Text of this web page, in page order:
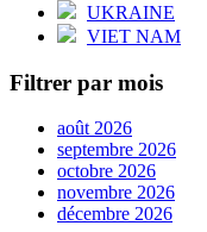
UKRAINE
VIET NAM
Filtrer par mois
août 2026
septembre 2026
octobre 2026
novembre 2026
décembre 2026